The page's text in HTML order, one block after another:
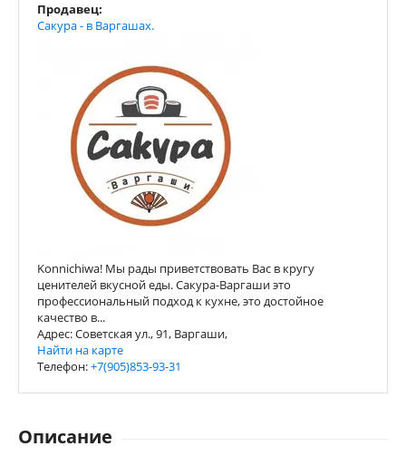
Продавец:
Сакура - в Варгашах.
Konnichiwa! Мы рады приветствовать Вас в кругу
ценителей вкусной еды. Сакура-Варгаши это
профессиональный подход к кухне, это достойное
качество в...
Адрес: Советская ул., 91, Варгаши,
Найти на карте
Телефон:+7(905)853-93-31
Описание